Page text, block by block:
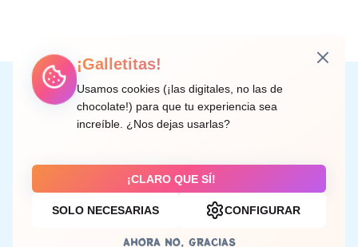
Instagram
Facebook
X LinkedIn
Correo electrónico
C/ Doctor Rodríguez de la Fuente, 8 València
Aviso legal
¡Galletitas!
Usamos cookies (¡las digitales, no las de
chocolate!) para que tu experiencia sea
increíble. ¿Nos dejas usarlas?
¡CLARO QUE SÍ!
SOLO NECESARIAS CONFIGURAR
AHORA NO, GRACIAS